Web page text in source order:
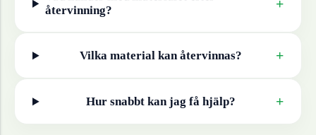
återvinning?
+
Vilka material kan återvinnas? +
Hur snabbt kan jag få hjälp? +